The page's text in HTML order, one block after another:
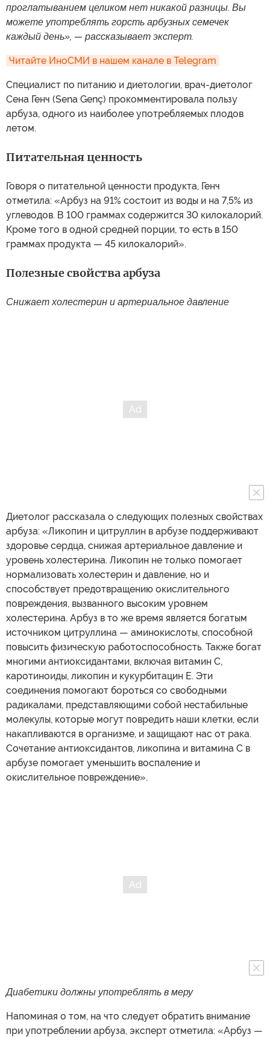
проглатыванием целиком нет никакой разницы. Вы
можете употреблять горсть арбузных семечек
каждый день», — рассказывает эксперт.
Читайте ИноСМИ в нашем канале в Telegram
Специалист по питанию и диетологии, врач-диетолог
Сена Генч (Sena Genç) прокомментировала пользу
арбуза, одного из наиболее употребляемых плодов
летом.
Питательная ценность
Говоря о питательной ценности продукта, Генч
отметила: «Арбуз на 91% состоит из воды и на 7,5% из
углеводов. В 100 граммах содержится 30 килокалорий.
Кроме того в одной средней порции, то есть в 150
граммах продукта — 45 килокалорий».
Полезные свойства арбуза
Снижает холестерин и артериальное давление
Диетолог рассказала о следующих полезных свойствах
арбуза: «Ликопин и цитруллин в арбузе поддерживают
здоровье сердца, снижая артериальное давление и
уровень холестерина. Ликопин не только помогает
нормализовать холестерин и давление, но и
способствует предотвращению окислительного
повреждения, вызванного высоким уровнем
холестерина. Арбуз в то же время является богатым
источником цитруллина — аминокислоты, способной
повысить физическую работоспособность. Также богат
многими антиоксидантами, включая витамин С,
каротиноиды, ликопин и кукурбитацин Е. Эти
соединения помогают бороться со свободными
радикалами, представляющими собой нестабильные
молекулы, которые могут повредить наши клетки, если
накапливаются в организме, и защищают нас от рака.
Сочетание антиоксидантов, ликопина и витамина С в
арбузе помогает уменьшить воспаление и
окислительное повреждение».
Диабетики должны употреблять в меру
Напоминая о том, на что следует обратить внимание
при употреблении арбуза, эксперт отметила: «Арбуз —